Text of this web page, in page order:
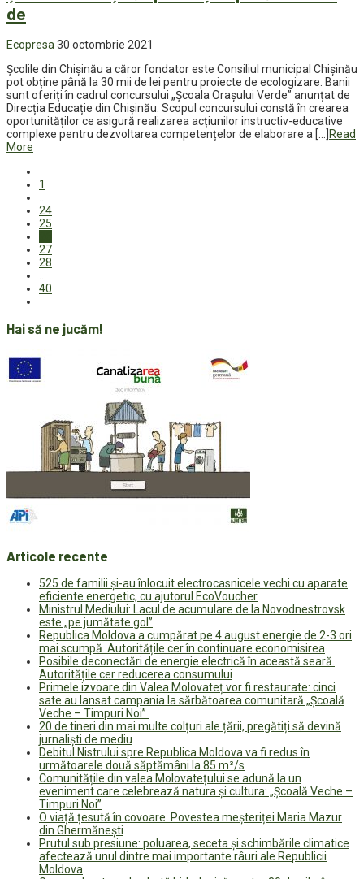
de
Ecopresa 30 octombrie 2021
Școlile din Chișinău a căror fondator este Consiliul municipal Chișinău
pot obține până la 30 mii de lei pentru proiecte de ecologizare. Banii
sunt oferiți în cadrul concursului „Școala Orașului Verde” anunțat de
Direcția Educație din Chișinău. Scopul concursului constă în crearea
oportunităților ce asigură realizarea acțiunilor instructiv-educative
complexe pentru dezvoltarea competențelor de elaborare a […]Read
More
1
24
25
27
28
40
Hai să ne jucăm!
Articole recente
525 de familii și-au înlocuit electrocasnicele vechi cu aparate
eficiente energetic, cu ajutorul EcoVoucher
Ministrul Mediului: Lacul de acumulare de la Novodnestrovsk
este „pe jumătate gol”
Republica Moldova a cumpărat pe 4 august energie de 2-3 ori
mai scumpă. Autoritățile cer în continuare economisirea
Posibile deconectări de energie electrică în această seară.
Autoritățile cer reducerea consumului
Primele izvoare din Valea Molovateț vor fi restaurate: cinci
sate au lansat campania la sărbătoarea comunitară „Școală
Veche – Timpuri Noi”
20 de tineri din mai multe colțuri ale țării, pregătiți să devină
jurnaliști de mediu
Debitul Nistrului spre Republica Moldova va fi redus în
următoarele două săptămâni la 85 m³/s
Comunitățile din valea Molovatețului se adună la un
eveniment care celebrează natura și cultura: „Școală Veche –
Timpuri Noi”
O viață țesută în covoare. Povestea meșteriței Maria Mazur
din Ghermănești
Prutul sub presiune: poluarea, seceta și schimbările climatice
afectează unul dintre mai importante râuri ale Republicii
Moldova